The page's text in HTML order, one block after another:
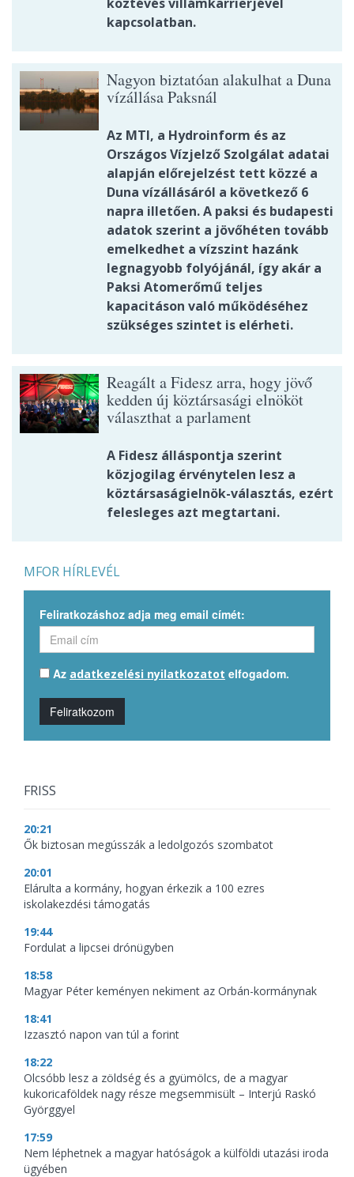
kapcsolatban.
Nagyon biztatóan alakulhat a Duna
vízállása Paksnál
Az MTI, a Hydroinform és az
Országos Vízjelző Szolgálat adatai
alapján előrejelzést tett közzé a
Duna vízállásáról a következő 6
napra illetően. A paksi és budapesti
adatok szerint a jövőhéten tovább
emelkedhet a vízszint hazánk
legnagyobb folyójánál, így akár a
Paksi Atomerőmű teljes
kapacitáson való működéséhez
szükséges szintet is elérheti.
Reagált a Fidesz arra, hogy jövő
kedden új köztársasági elnököt
választhat a parlament
A Fidesz álláspontja szerint
közjogilag érvénytelen lesz a
köztársaságielnök-választás, ezért
felesleges azt megtartani.
MFOR HÍRLEVÉL
Feliratkozáshoz adja meg email címét:
Az adatkezelési nyilatkozatot elfogadom.
Feliratkozom
FRISS
20:21
Ők biztosan megússzák a ledolgozós szombatot
20:01
Elárulta a kormány, hogyan érkezik a 100 ezres
iskolakezdési támogatás
19:44
Fordulat a lipcsei drónügyben
18:58
Magyar Péter keményen nekiment az Orbán-kormánynak
18:41
Izzasztó napon van túl a forint
18:22
Olcsóbb lesz a zöldség és a gyümölcs, de a magyar
kukoricaföldek nagy része megsemmisült – Interjú Raskó
Györggyel
17:59
Nem léphetnek a magyar hatóságok a külföldi utazási iroda
ügyében